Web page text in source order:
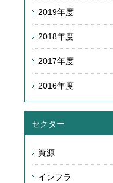
2019年度
2018年度
2017年度
2016年度
セクター
資源
インフラ